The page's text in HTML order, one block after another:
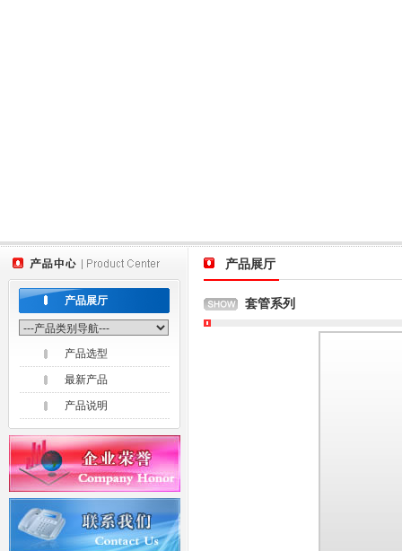
产品展厅
产品选型
最新产品
产品说明
产品展厅
套管系列